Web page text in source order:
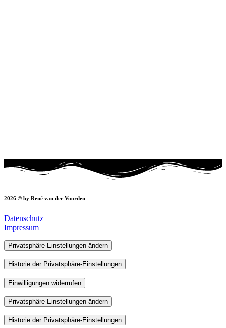
2026 © by René van der Voorden
Datenschutz
Impressum
Privatsphäre-Einstellungen ändern
Historie der Privatsphäre-Einstellungen
Einwilligungen widerrufen
Privatsphäre-Einstellungen ändern
Historie der Privatsphäre-Einstellungen